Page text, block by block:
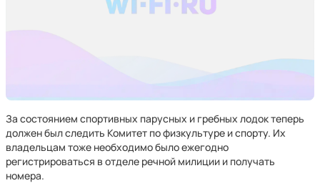
За состоянием спортивных парусных и гребных лодок теперь
должен был следить Комитет по физкультуре и спорту. Их
владельцам тоже необходимо было ежегодно
регистрироваться в отделе речной милиции и получать
номера.